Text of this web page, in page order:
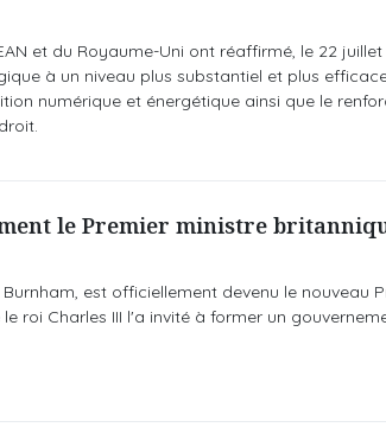
et du Royaume-Uni ont réaffirmé, le 22 juillet
à un niveau plus substantiel et plus
numérique et énergétique ainsi que le
le Premier ministre
est officiellement devenu le nouveau
roi Charles III l'a invité à former un